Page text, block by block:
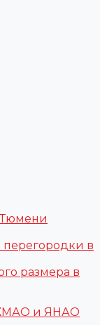
в
размера в
ХМАО и ЯНАО